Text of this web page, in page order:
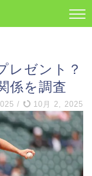
レゼント？
係を調査
/ 10月 2, 2025